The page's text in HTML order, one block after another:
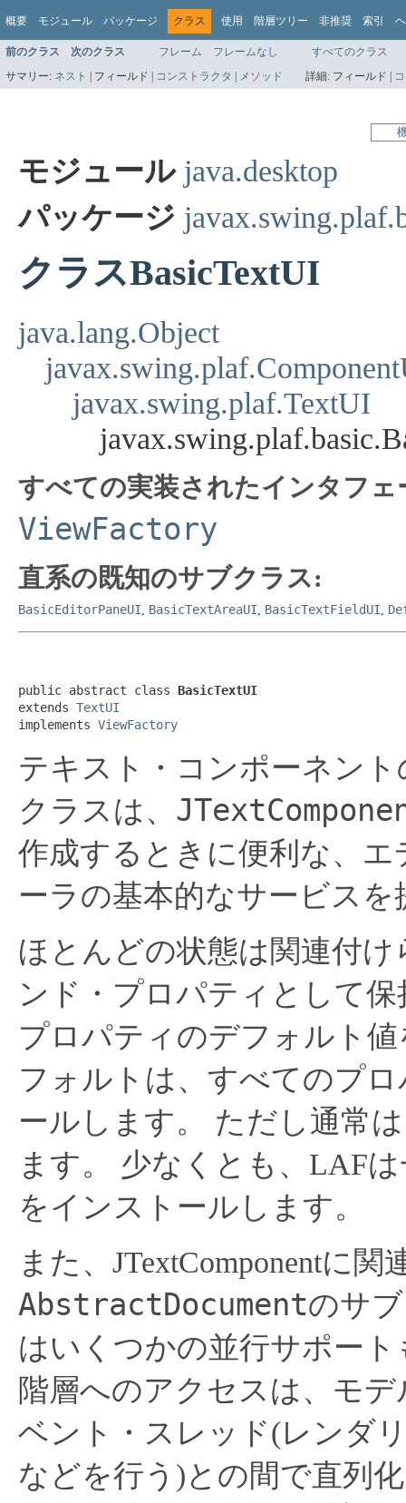
概要 モジュール パッケージ クラス 使用 階層ツリー 非推奨 索引
前のクラス 次のクラス フレーム フレームなし
すべてのクラス
サマリー: ネスト | フィールド | コンストラクタ | メソッド 詳細: フィールド |
モジュール java.desktop
パッケージ
クラスBasicTextUI
java.lang.Object
javax.swing.plaf.TextUI
すべての実装されたインタフェ
ViewFactory
直系の既知のサブクラス:
BasicEditorPaneUI, BasicTextAreaUI, BasicTextFieldUI,
public abstract class BasicTextUI
extends TextUI
implements ViewFactory
テキスト・コンポーネン
クラスは、
作成するときに便利な、
ーラの基本的なサービスを
ほとんどの状態は関連付け
ンド・プロパティとして
プロパティのデフォルト
フォルトは、すべてのプ
ールします。
ただし通常
ます。
少なくとも、LAF
をインストールします。
また、JTextComponentに関
AbstractDocumentのサ
はいくつかの並行サポー
階層へのアクセスは、モ
ベント・スレッド(レンダ
などを行う)との間で直列